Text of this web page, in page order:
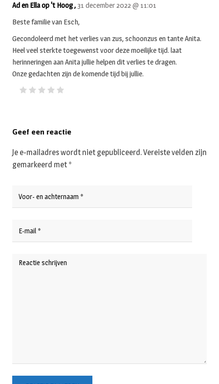
Ad en Ella op 't Hoog , 31 december 2022 @ 11:01
Beste familie van Esch,
Gecondoleerd met het verlies van zus, schoonzus en tante Anita.
Heel veel sterkte toegewenst voor deze moeilijke tijd. laat
herinneringen aan Anita jullie helpen dit verlies te dragen.
Onze gedachten zijn de komende tijd bij jullie.
Geef een reactie
Je e-mailadres wordt niet gepubliceerd.Vereiste velden zijn
gemarkeerd met *